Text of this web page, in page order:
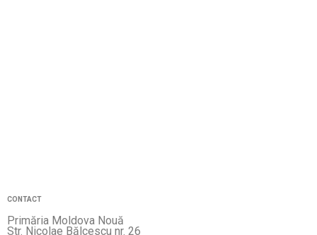
CONTACT
Primăria Moldova Nouă
Str. Nicolae Bălcescu nr. 26